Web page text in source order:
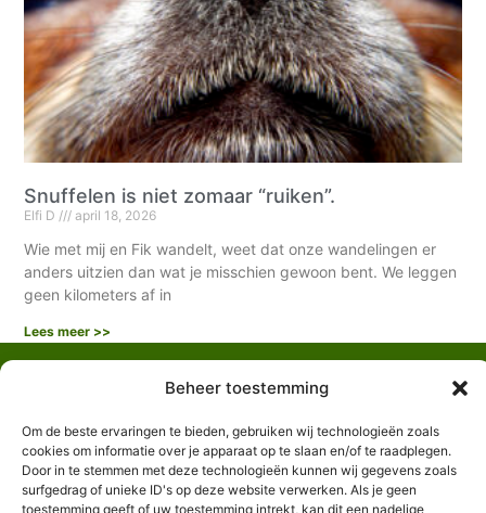
Beheer toestemming
Om de beste ervaringen te bieden, gebruiken wij technologieën zoals
cookies om informatie over je apparaat op te slaan en/of te raadplegen.
Door in te stemmen met deze technologieën kunnen wij gegevens zoals
surfgedrag of unieke ID's op deze website verwerken. Als je geen
toestemming geeft of uw toestemming intrekt, kan dit een nadelige
Snuffelen is niet zomaar “ruiken”.
Elfi D april 18, 2026
Wie met mij en Fik wandelt, weet dat onze wandelingen er
anders uitzien dan wat je misschien gewoon bent. We leggen
geen kilometers af in
Lees meer >>
Algemene voorwaarden